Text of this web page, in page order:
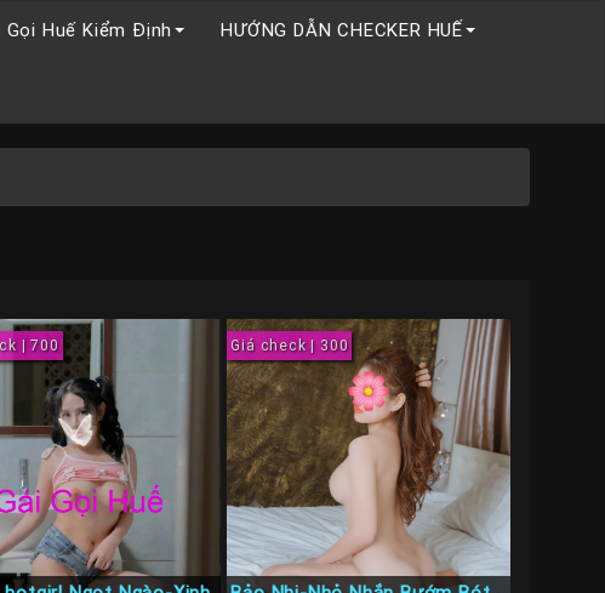
Gọi Huế Kiểm Định HƯỚNG DẪN CHECKER HUẾ
| 700 Giá check | 300